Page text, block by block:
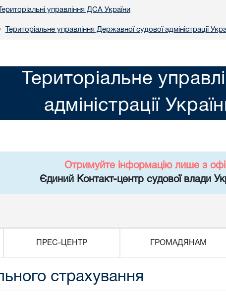
управління ДСА України
Територіальне управління Державної судової адміністрації
Територіальне
адміністрації
Отримуйте інформацію лише з
Єдиний Контакт-центр судової влади
ПРЕС-ЦЕНТР ГРОМАДЯНАМ
страхування